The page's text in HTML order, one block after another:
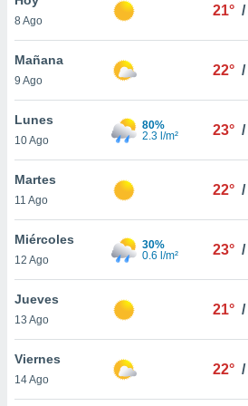
en
más
nuestra
de
cookies
aceptar
8 Ago
21° /
Mañana
9 Ago
22° /
Lunes
10 Ago
80%
2.3 l/m²
23° /
Martes
11 Ago
22° /
Miércoles
12 Ago
30%
0.6 l/m²
23° /
Jueves
13 Ago
21° /
Viernes
14 Ago
22° /